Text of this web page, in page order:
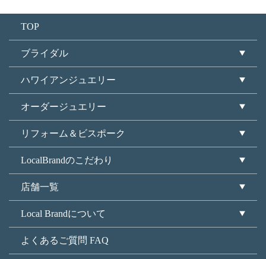
TOP
ブライダル
ハワイアンジュエリー
オーダージュエリー
リフォーム＆ビスポーク
LocalBrandのこだわり
店舗一覧
Local Brandについて
よくあるご質問 FAQ